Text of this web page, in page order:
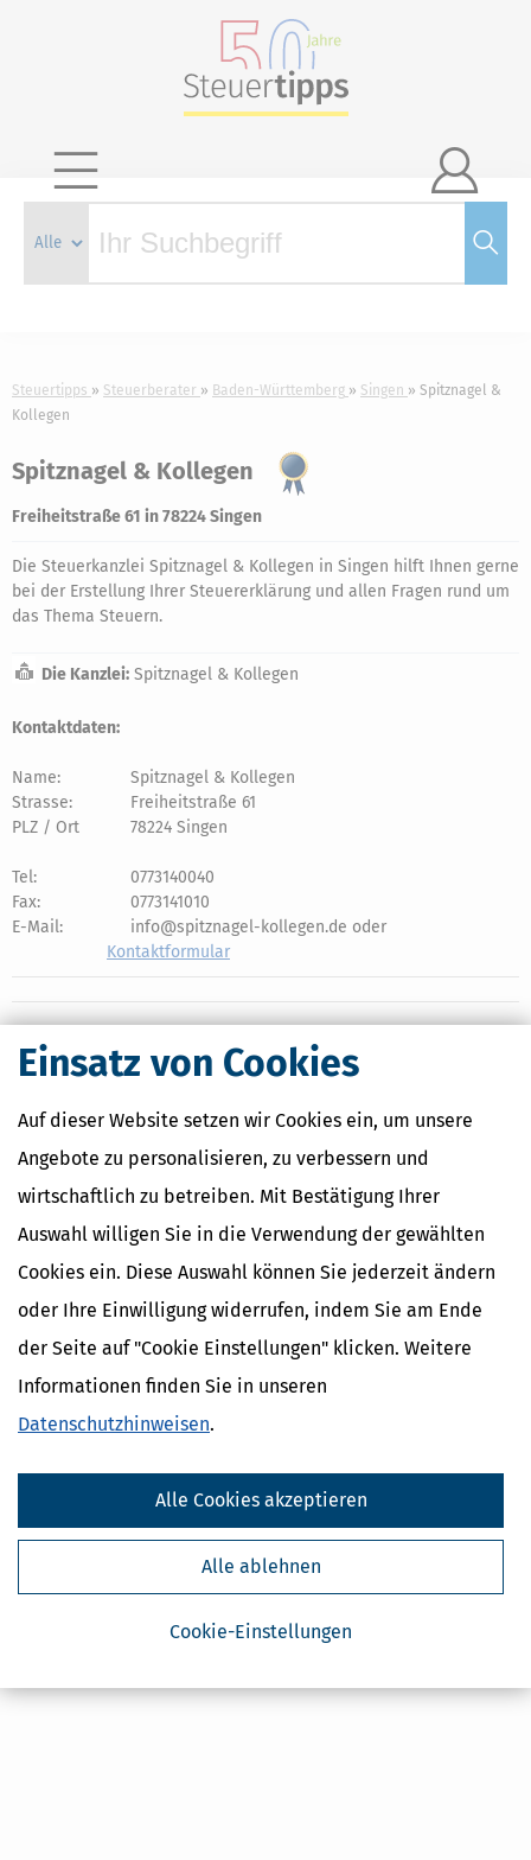
Einsatz von Cookies
Auf dieser Website setzen wir Cookies ein, um unsere
Angebote zu personalisieren, zu verbessern und
wirtschaftlich zu betreiben. Mit Bestätigung Ihrer
Auswahl willigen Sie in die Verwendung der gewählten
Cookies ein. Diese Auswahl können Sie jederzeit ändern
oder Ihre Einwilligung widerrufen, indem Sie am Ende
der Seite auf "Cookie Einstellungen" klicken. Weitere
Informationen finden Sie in unseren
Datenschutzhinweisen.
Cookie-Einstellungen
Alle ablehnen
Alle Cookies akzeptieren

Steuertipps Steuerberater Baden-Württemberg Singen
Spitznagel &
Kollegen
Spitznagel & Kollegen
Freiheitstraße 61 in 78224 Singen
Die Steuerkanzlei Spitznagel & Kollegen in Singen hilft Ihnen gerne
bei der Erstellung Ihrer Steuererklärung und allen Fragen rund um
das Thema Steuern.
Die Kanzlei: Spitznagel & Kollegen
Kontaktdaten:
Name:
Spitznagel & Kollegen
Strasse:
Freiheitstraße 61
PLZ / Ort
78224 Singen
Tel:
0773140040
Fax:
0773141010
E-Mail:
info@spitznagel-kollegen.de oder
Kontaktformular